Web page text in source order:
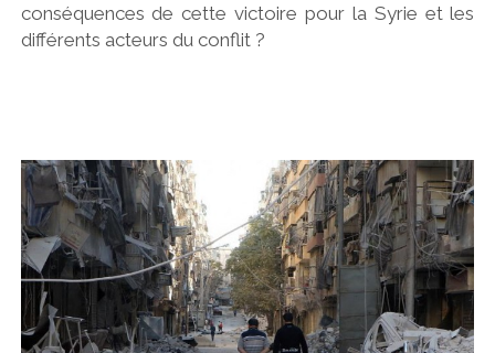
conséquences de cette victoire pour la Syrie et les
différents acteurs du conflit ?